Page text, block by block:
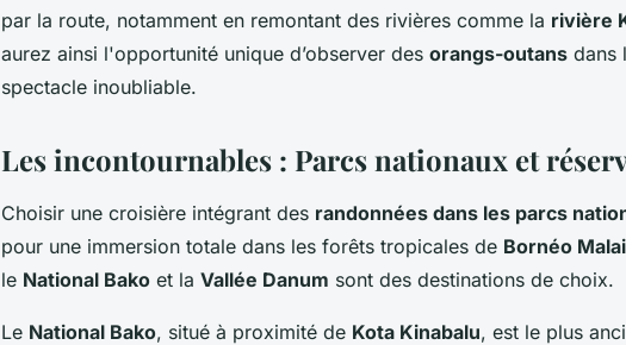
par la route, notamment en remontant des rivières comme la rivière
aurez ainsi l'opportunité unique d’observer des orangs-outans dans
spectacle inoubliable.
Les incontournables : Parcs nationaux et
Choisir une croisière intégrant des randonnées dans les parcs
pour une immersion totale dans les forêts tropicales de Bornéo
le National Bako et la Vallée Danum sont des destinations de choix.
Le National Bako, situé à proximité de Kota Kinabalu, est le plus